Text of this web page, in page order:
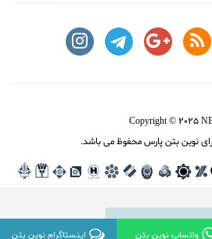
Copyright © 2025
نوین بتن پارس محفوظ می باشد.
تماس با نوین بتن اینستاگرام نوین بتن واتساپ نوین بتن اینستاگرام نوین بتن